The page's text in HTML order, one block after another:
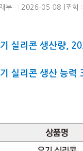
부 2026-05-08 | 조회
실리콘 생산량,
실리콘 생산 능